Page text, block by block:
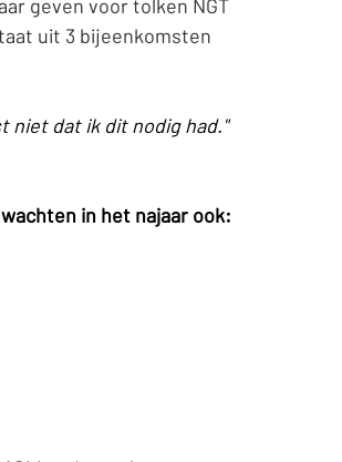
geven voor tolken NGT
uit 3 bijeenkomsten
in het najaar ook: